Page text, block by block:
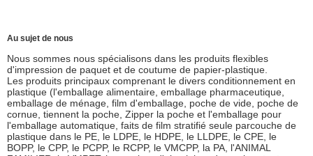
Au sujet de nous
Nous sommes nous spécialisons dans les produits flexibles
d'impression de paquet et de coutume de papier-plastique.
Les produits principaux comprenant le divers conditionnement en
plastique (l'emballage alimentaire, emballage pharmaceutique,
emballage de ménage, film d'emballage, poche de vide, poche de
cornue, tiennent la poche, Zipper la poche et l'emballage pour
l'emballage automatique, faits de film stratifié seule parcouche de
plastique dans le PE, le LDPE, le HDPE, le LLDPE, le CPE, le
BOPP, le CPP, le PCPP, le RCPP, le VMCPP, la PA, l'ANIMAL